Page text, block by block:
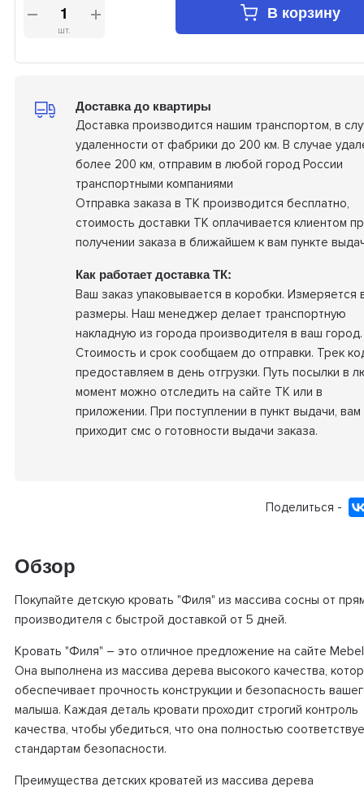
шт.
В корзину
Доставка до квартиры
Доставка производится нашим транспортом, в
удаленности от фабрики до 200 км. В случае
более 200 км, отправим в любой город России
транспортными компаниями
Отправка заказа в ТК производится бесплатно,
стоимость доставки ТК оплачивается клиентом
получении заказа в ближайшем к вам пункте
Как работает доставка ТК:
Ваш заказ упаковывается в коробки. Измеряется
размеры. Наш менеджер делает транспортную
накладную из города производителя в ваш город.
Стоимость и срок сообщаем до отправки. Трек
предоставляем в день отгрузки. Путь посылки в
момент можно отследить на сайте ТК или в
приложении. При поступлении в пункт выдачи, вам
приходит смс о готовности выдачи заказа.
Поделиться -
Обзор
Покупайте детскую кровать "Филя" из массива сосны от
производителя с быстрой доставкой от 5 дней.
Кровать "Филя" – это отличное предложение на сайте
Она выполнена из массива дерева высокого качества,
обеспечивает прочность конструкции и безопасность
малыша. Каждая деталь кровати проходит строгий контроль
качества, чтобы убедиться, что она полностью
стандартам безопасности.
Преимущества детских кроватей из массива дерева